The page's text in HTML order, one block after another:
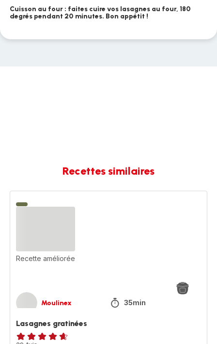
Cuisson au four : faites cuire vos lasagnes au four, 180
degrés pendant 20 minutes. Bon appétit !
Recettes similaires
Moulinex 35min
Lasagnes gratinées
Recette améliorée
gratinées